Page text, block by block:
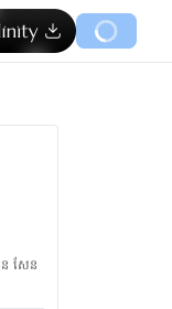
ន សែន